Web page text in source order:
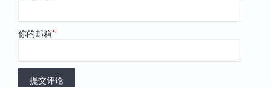
你的邮箱*
提交评论